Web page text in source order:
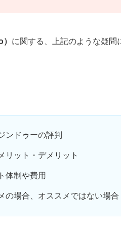
に関する、上記のような疑問
ンドゥーの評判
リット・デメリット
体制や費用
の場合、オススメではない場合